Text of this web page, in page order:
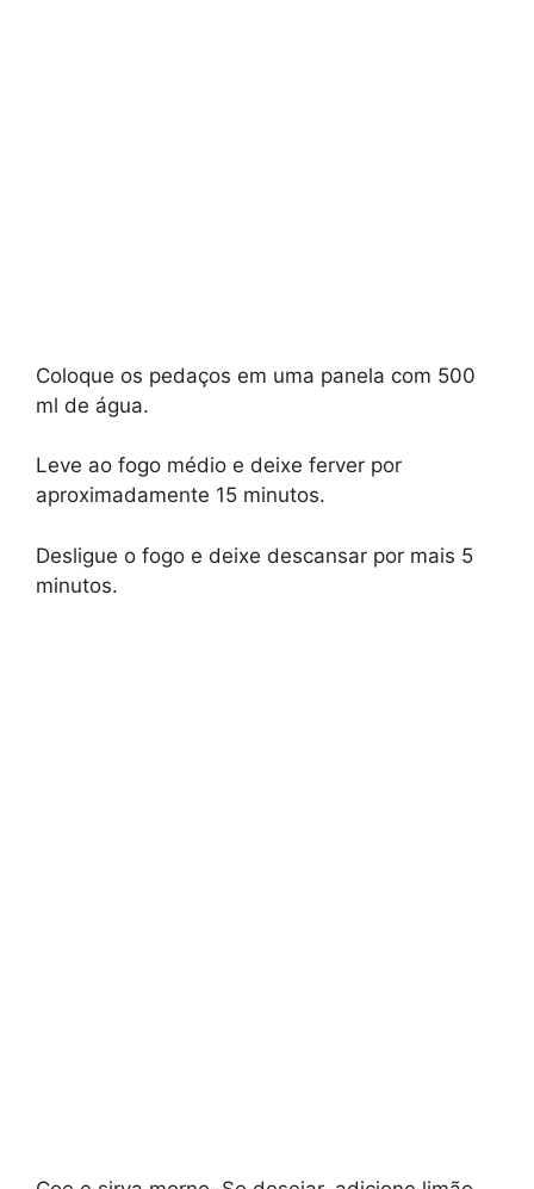
Coloque os pedaços em uma panela com 500
ml de água.
Leve ao fogo médio e deixe ferver por
aproximadamente 15 minutos.
Desligue o fogo e deixe descansar por mais 5
minutos.